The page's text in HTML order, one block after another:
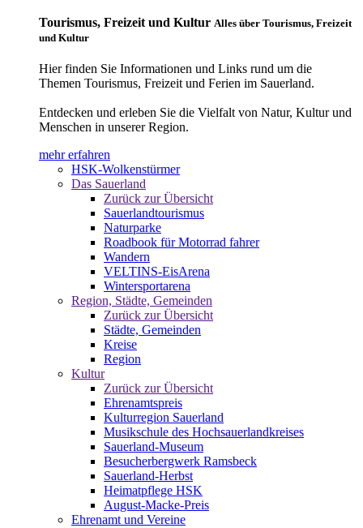
Tourismus, Freizeit und Kultur Alles über Tourismus, Freizeit
und Kultur
Hier finden Sie Informationen und Links rund um die
Themen Tourismus, Freizeit und Ferien im Sauerland.
Entdecken und erleben Sie die Vielfalt von Natur, Kultur und
Menschen in unserer Region.
mehr erfahren
HSK-Wolkenstürmer
Das Sauerland
Zurück zur Übersicht
Sauerlandtourismus
Naturparke
Roadbook für Motorrad fahrer
Wandern
VELTINS-EisArena
Wintersportarena
Region, Städte, Gemeinden
Zurück zur Übersicht
Städte, Gemeinden
Kreise
Region
Kultur
Zurück zur Übersicht
Ehrenamtspreis
Kulturregion Sauerland
Musikschule des Hochsauerlandkreises
Sauerland-Museum
Besucherbergwerk Ramsbeck
Sauerland-Herbst
Heimatpflege HSK
August-Macke-Preis
Ehrenamt und Vereine